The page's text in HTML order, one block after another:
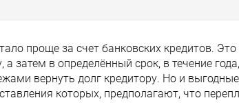
проще за счет банковских кредитов. Это
затем в определённый срок, в течение
вернуть долг кредитору. Но и
которых, предполагают, что